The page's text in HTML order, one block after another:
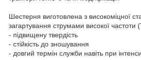
Шестерня виготовлена з високоміцної
загартування струмами високої
- підвищену твердість
- стійкість до зношування
- довгий термін служби навіть при